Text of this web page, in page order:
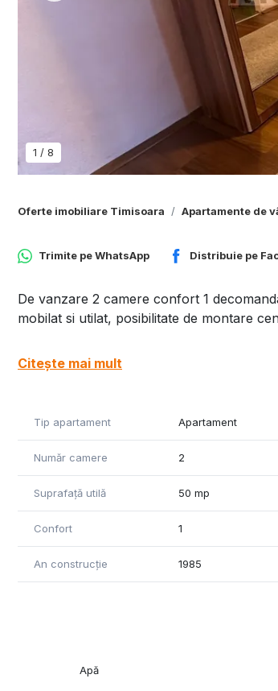
1 / 8
Oferte imobiliare Timisoara Apartamente de
Trimite peWhatsApp Distribuie pe
De vanzare 2 camere confort 1
mobilat si utilat, posibilitate de montare
Citește mai mult
Tip apartament Apartament
Număr camere 2
Suprafață utilă 50 mp
Confort 1
An construcție 1985
Apă